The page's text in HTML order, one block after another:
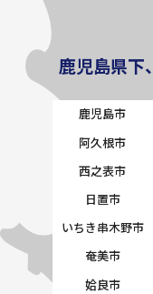
鹿児島県下
鹿児島市
阿久根市
西之表市
日置市
いちき串木野市
奄美市
姶良市